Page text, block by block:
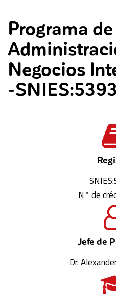
Programa de
Negocios
-
N° de
Jefe de
Dr.